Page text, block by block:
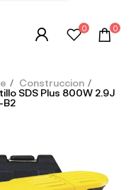
0 0
Construccion
SDS Plus 800W 2.9J
B2